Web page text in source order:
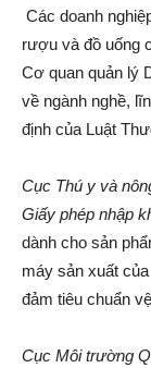
Các doanh
rượu và đồ uống
Cơ quan quản lý
về ngành nghề,
định của Luật
Cục Thú y và
Giấy phép nhập
dành cho sản
máy sản xuất
đảm tiêu chuẩn
Cục Môi trường